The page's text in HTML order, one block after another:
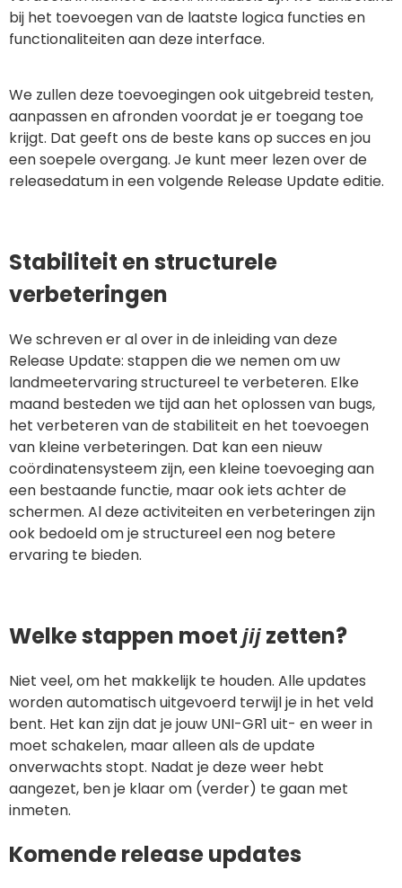
bij het toevoegen van de laatste logica functies en
functionaliteiten aan deze interface.
We zullen deze toevoegingen ook uitgebreid testen,
aanpassen en afronden voordat je er toegang toe
krijgt. Dat geeft ons de beste kans op succes en jou
een soepele overgang. Je kunt meer lezen over de
releasedatum in een volgende Release Update editie.
Stabiliteit en structurele
verbeteringen
We schreven er al over in de inleiding van deze
Release Update: stappen die we nemen om uw
landmeetervaring structureel te verbeteren. Elke
maand besteden we tijd aan het oplossen van bugs,
het verbeteren van de stabiliteit en het toevoegen
van kleine verbeteringen. Dat kan een nieuw
coördinatensysteem zijn, een kleine toevoeging aan
een bestaande functie, maar ook iets achter de
schermen. Al deze activiteiten en verbeteringen zijn
ook bedoeld om je structureel een nog betere
ervaring te bieden.
Welke stappen moet jij zetten?
Niet veel, om het makkelijk te houden. Alle updates
worden automatisch uitgevoerd terwijl je in het veld
bent. Het kan zijn dat je jouw UNI-GR1 uit- en weer in
moet schakelen, maar alleen als de update
onverwachts stopt. Nadat je deze weer hebt
aangezet, ben je klaar om (verder) te gaan met
inmeten.
Komende release updates